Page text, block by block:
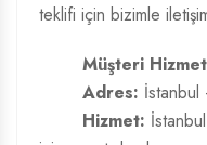
teklifi için bizimle
Müşteri
Adres: İstanbul
Hizmet: